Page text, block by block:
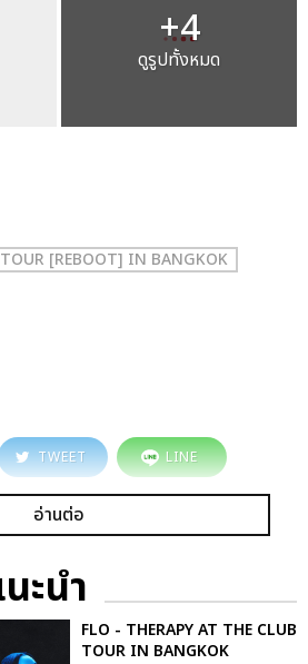
+4
ดูรูปทั้งหมด
TOUR [REBOOT] IN BANGKOK
TWEET LINE
อ่านต่อ
ะนำ
FLO - THERAPY AT THE CLUB
TOUR IN BANGKOK